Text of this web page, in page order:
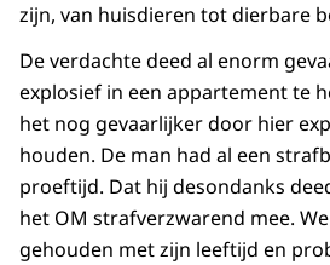
zijn, van huisdieren tot dierbare
De verdachte deed al enorm
explosief in een appartement te
het nog gevaarlijker door hier
houden. De man had al een
proeftijd. Dat hij desondanks
het OM strafverzwarend mee.
gehouden met zijn leeftijd en